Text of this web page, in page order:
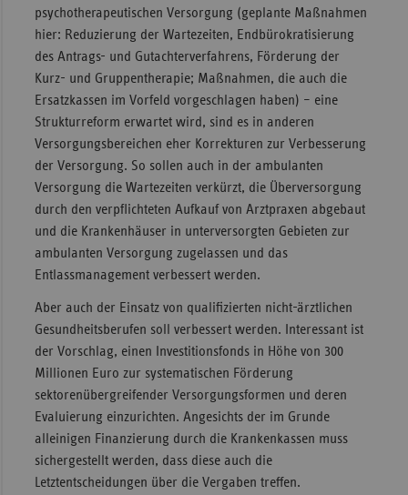
psychotherapeutischen Versorgung (geplante Maßnahmen
hier: Reduzierung der Wartezeiten, Endbürokratisierung
des Antrags- und Gutachterverfahrens, Förderung der
Kurz- und Gruppentherapie; Maßnahmen, die auch die
Ersatzkassen im Vorfeld vorgeschlagen haben) – eine
Strukturreform erwartet wird, sind es in anderen
Versorgungsbereichen eher Korrekturen zur Verbesserung
der Versorgung. So sollen auch in der ambulanten
Versorgung die Wartezeiten verkürzt, die Überversorgung
durch den verpflichteten Aufkauf von Arztpraxen abgebaut
und die Krankenhäuser in unterversorgten Gebieten zur
ambulanten Versorgung zugelassen und das
Entlassmanagement verbessert werden.
Aber auch der Einsatz von qualifizierten nicht-ärztlichen
Gesundheitsberufen soll verbessert werden. Interessant ist
der Vorschlag, einen Investitionsfonds in Höhe von 300
Millionen Euro zur systematischen Förderung
sektorenübergreifender Versorgungsformen und deren
Evaluierung einzurichten. Angesichts der im Grunde
alleinigen Finanzierung durch die Krankenkassen muss
sichergestellt werden, dass diese auch die
Letztentscheidungen über die Vergaben treffen.